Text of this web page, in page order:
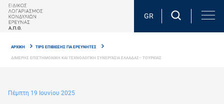
Skip
main
GR
ΑΡΧΙΚΗ TIPS ΕΠΙΒΙΩΣΗΣ ΓΙΑ ΕΡΕΥΝΗΤΕΣ
ΔΙΜΕΡΗΣ ΕΠΙΣΤΗΜΟΝΙΚΗ ΚΑΙ ΤΕΧΝΟΛΟΓΙΚΗ ΣΥΝΕΡΓΑΣΙΑ ΕΛΛAΔΑΣ– ΤΟΥΡΚΙΑΣ
Πέμπτη 19 Ιουνίου 2025